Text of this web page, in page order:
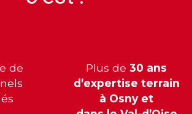
de
Plus de 30 ans
d’expertise terrain
à Osny et